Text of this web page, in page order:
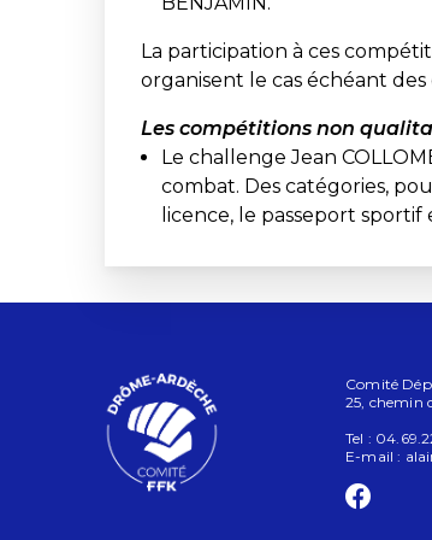
La participation à ces
organisent le cas échéant
Les compétitions non
Le challenge Jean
combat. Des catégories,
licence, le passeport
Comité
25, chemin
Tel :
E-mail :